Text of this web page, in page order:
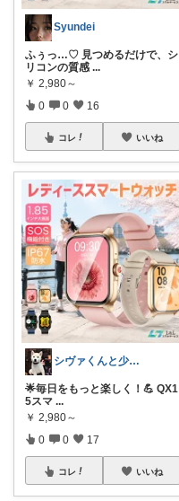
Syundei
ふぅっ…♡ 見つめるだけで、シ
リコンの質感 ...
￥ 2,980～
0 0 16
コレ いいね
シヴァくんと少佐のROOM
🌟毎日をもっと楽しく！💪 QX1
5スマ ...
￥ 2,980～
0 0 17
コレ いいね